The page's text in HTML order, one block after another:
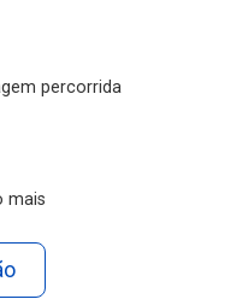
percorrida
mais